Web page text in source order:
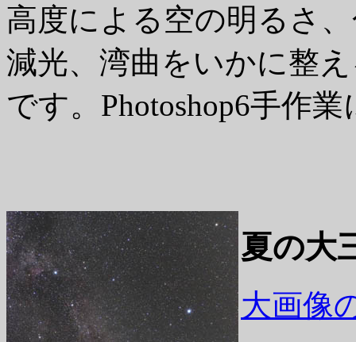
高度による空の明るさ
減光、湾曲をいかに整
です。Photoshop6手作
夏の大
大画像